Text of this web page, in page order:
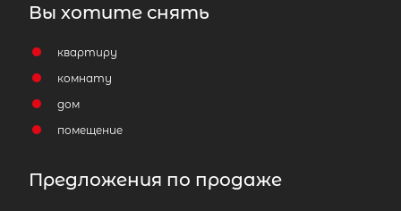
Вы хотите снять
квартиру
комнату
дом
помещение
Предложения по продаже